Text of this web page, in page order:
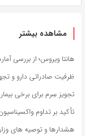
مشاهده بیشتر
هانتا ویروس؛ از بررسی
ظرفیت صادراتی دارو و
تجویز سِرم برای برخی‌
تأکید بر تداوم
هشدارها و توصیه های